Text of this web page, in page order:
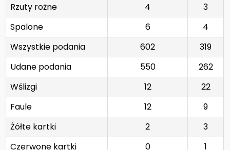
Rzuty rożne
4
3
Spalone
6
4
Wszystkie podania
602
319
Udane podania
550
262
Wślizgi
12
22
Faule
12
9
Żółte kartki
2
3
Czerwone kartki
0 1